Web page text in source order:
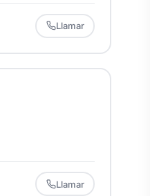
Llamar
Llamar